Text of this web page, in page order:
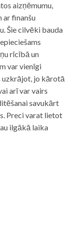
aizņēmumu,
ar finanšu
Šie cilvēki bauda
rīcībā un
var vienīgi
uzkrājot, jo kārotā
arī var vairs
savukārt
Preci varat lietot
ilgākā laika